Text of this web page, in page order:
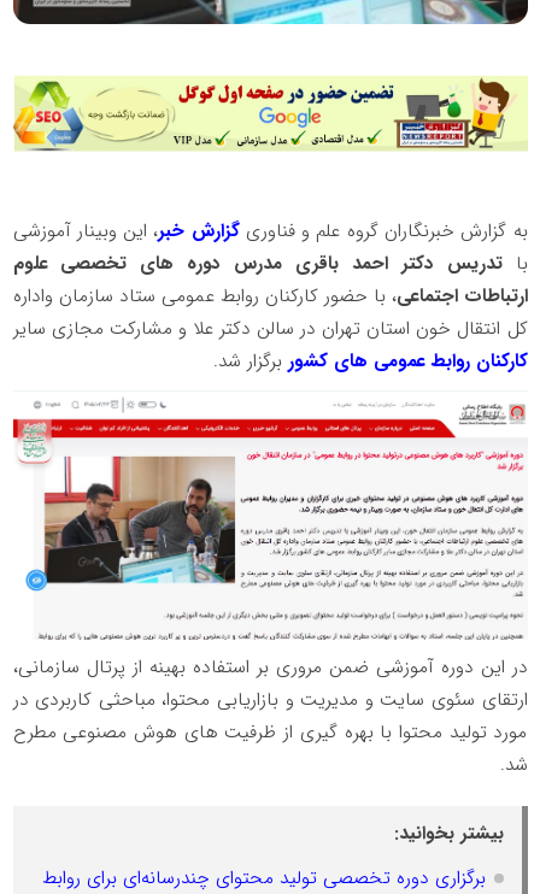
به گزارش خبرنگاران گروه علم و فناوری گزارش خبر، این وبینار آموزشی
با تدریس دکتر احمد باقری مدرس دوره های تخصصی علوم
ارتباطات اجتماعی، با حضور کارکنان روابط عمومی ستاد سازمان واداره
کل انتقال خون استان تهران در سالن دکتر علا و مشارکت مجازی سایر
کارکنان روابط عمومی های کشور برگزار شد.
در این دوره آموزشی ضمن مروری بر استفاده بهینه از پرتال سازمانی،
ارتقای سئوی سایت و مدیریت و بازاریابی محتوا، مباحثی کاربردی در
مورد تولید محتوا با بهره گیری از ظرفیت های هوش مصنوعی مطرح
شد.
بیشتر بخوانید:
برگزاری دوره تخصصی تولید محتوای چندرسانه‌ای برای روابط